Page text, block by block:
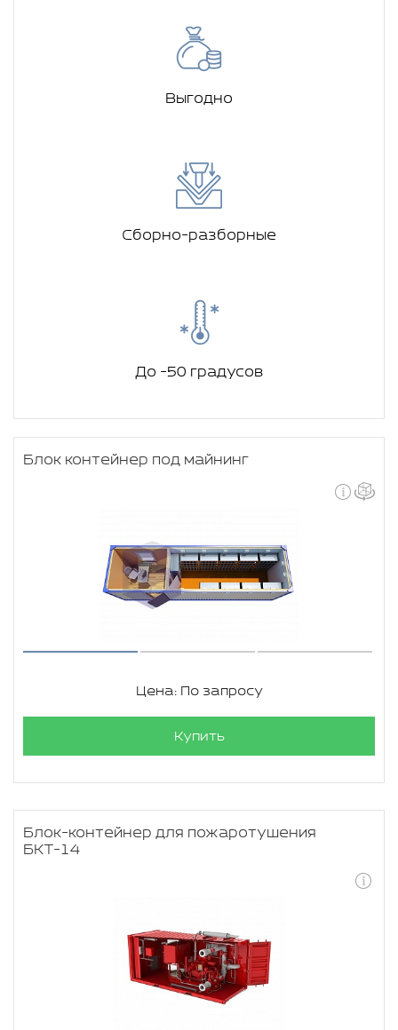
Выгодно
Сборно-разборные
До -50 градусов
Блок контейнер под майнинг
Цена: По запросу
Купить
Блок-контейнер для пожаротушения
БКТ-14